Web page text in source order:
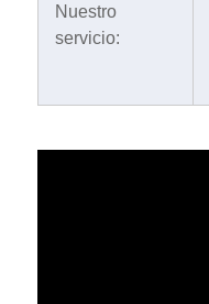
Nuestro
servicio: